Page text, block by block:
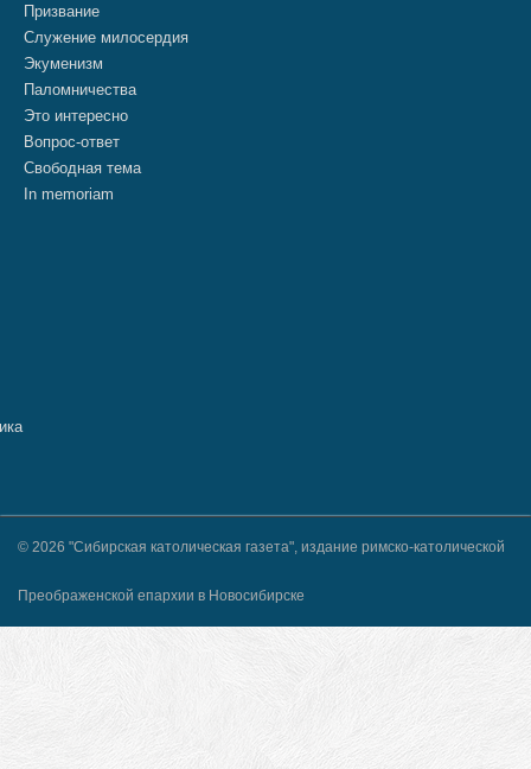
Призвание
Служение милосердия
Экуменизм
Паломничества
Это интересно
Вопрос-ответ
Свободная тема
In memoriam
© 2026 "Сибирская католическая газета", издание римско-католической
Преображенской епархии в Новосибирске